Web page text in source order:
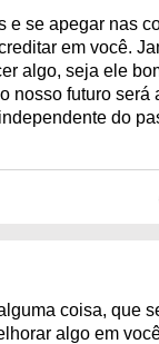
e se apegar nas
em você.
algo, seja ele
nosso futuro será
do
coisa, que
algo em